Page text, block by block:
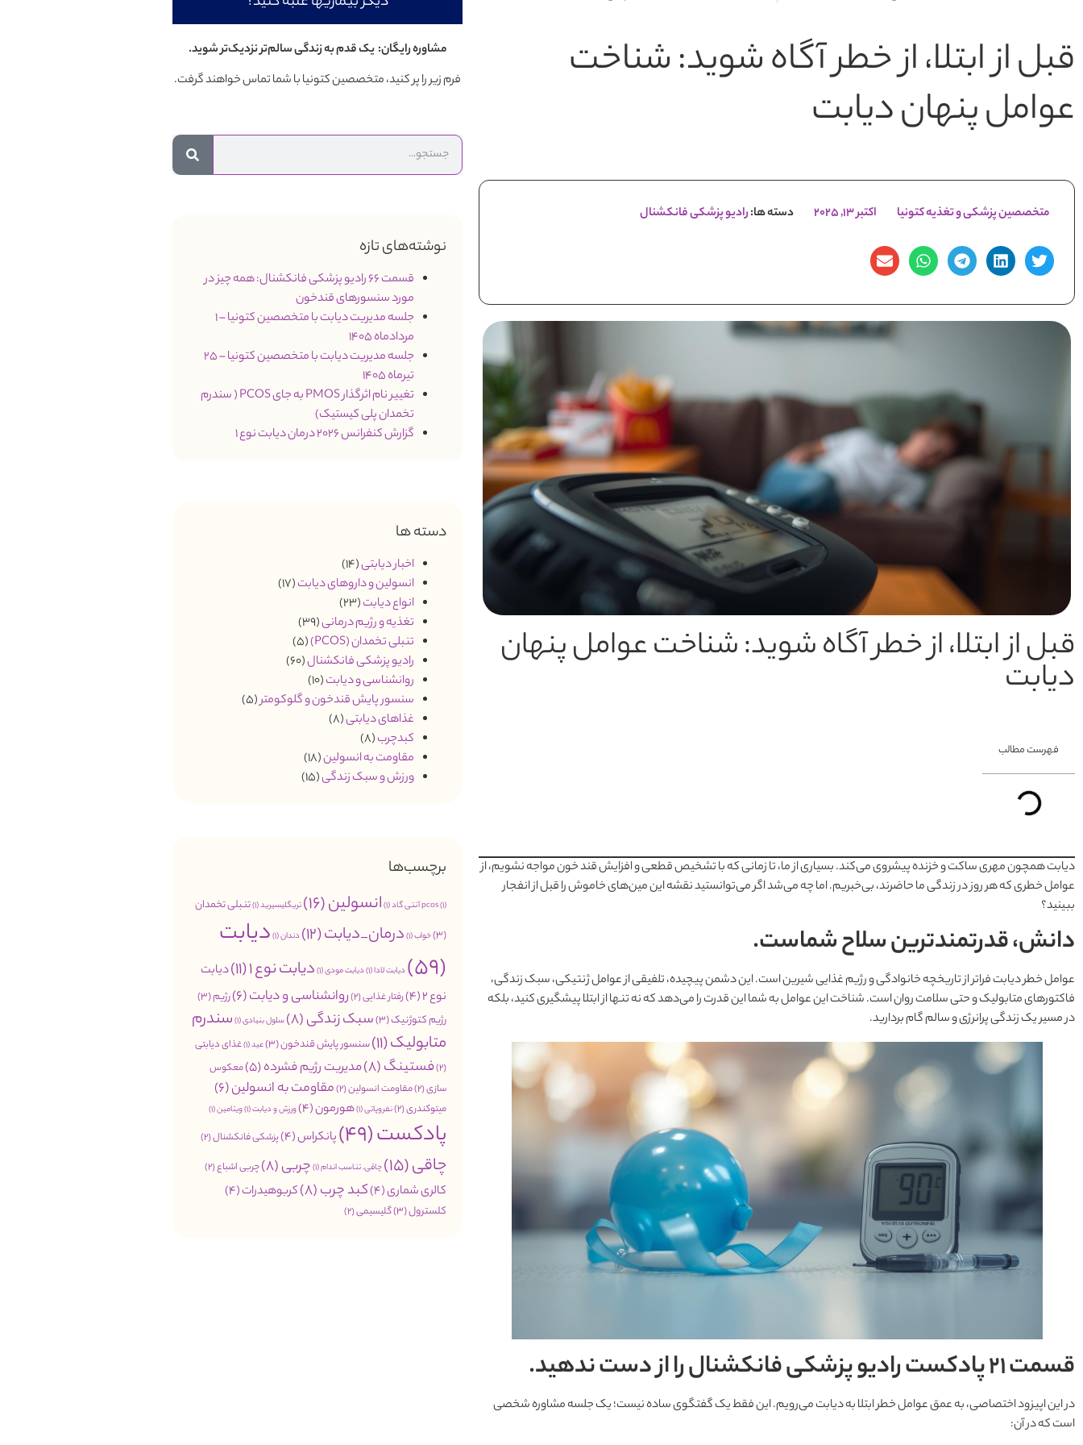
قبل از ابتلا، از خطر آگاه شوید: شناخت
عوامل پنهان دیابت
متخصصین پزشکی و تغذیه کتونیا اکتبر 13, 2025 دسته ها:رادیو پزشکی فانکشنال
قبل از ابتلا، از خطر آگاه شوید: شناخت عوامل پنهان
دیابت
فهرست مطالب
دیابت همچون مهری ساکت و خزنده پیشروی می‌کند. بسیاری از ما، تا زمانی که با تشخیص قطعی و افزایش قند خون مواجه نشویم، از
عوامل خطری که هر روز در زندگی ما حاضرند، بی‌خبریم. اما چه می‌شد اگر می‌توانستید نقشه این مین‌های خاموش را قبل از انفجار
ببینید؟
دانش، قدرتمندترین سلاح شماست.
عوامل خطر دیابت فراتر از تاریخچه خانوادگی و رژیم غذایی شیرین است. این دشمن پیچیده، تلفیقی از عوامل ژنتیکی، سبک زندگی،
فاکتورهای متابولیک و حتی سلامت روان است. شناخت این عوامل به شما این قدرت را می‌دهد که نه تنها از ابتلا پیشگیری کنید، بلکه
در مسیر یک زندگی پرانرژی و سالم گام بردارید.
قسمت 21 پادکست رادیو پزشکی فانکشنال را از دست ندهید.
در این اپیزود اختصاصی، به عمق عوامل خطر ابتلا به دیابت می‌رویم. این فقط یک گفتگوی ساده نیست؛ یک جلسه مشاوره شخصی
است که در آن:
مشاوره رایگان: یک قدم به زندگی سالم‌تر نزدیک‌تر شوید.
فرم زیر را پر کنید، متخصصین کتونیا با شما تماس خواهند گرفت.
نوشته‌های تازه
قسمت 66 رادیو پزشکی فانکشنال: همه چیز در
مورد سنسورهای قندخون
جلسه مدیریت دیابت با متخصصین کتونیا – 1
مردادماه 1405
جلسه مدیریت دیابت با متخصصین کتونیا – 25
تیرماه 1405
تغییر نام اثرگذار PMOS به جای PCOS ( سندرم
تخمدان پلی کیستیک)
گزارش کنفرانس 2026 درمان دیابت نوع 1
دسته ها
اخبار دیابتی(14)
انسولین و داروهای دیابت(17)
انواع دیابت(23)
تغذیه و رژیم درمانی(39)
تنبلی تخمدان (PCOS)
(5)
رادیو پزشکی فانکشنال(60)
روانشناسی و دیابت(10)
سنسور پایش قندخون و گلوکومتر(5)
غذاهای دیابتی(8)
کبدچرب(8)
مقاومت به انسولین(18)
ورزش و سبک زندگی(15)
برچسب‌ها
pcos(1) آنتی گاد(1) انسولین(16) تریگلیسیرید(1) تنبلی تخمدان
(3)
خواب(1) درمان_دیابت(12) دندان(1) دیابت
(59)
دیابت لادا(1) دیابت مودی(1) دیابت نوع 1 (11)
دیابت
نوع 2 (4) رفتار غذایی(2) روانشناسی و دیابت(6) رژیم(3)
رژیم کتوژنیک(3) سبک زندگی(8) سلول بنیادی(1) سندرم
متابولیک(11) سنسور پایش قندخون(3) عید(1) غذای دیابتی
(2)
فستینگ(8) مدیریت رژیم فشرده(5)
معکوس
سازی(2) مقاومت انسولین(2) مقاومت به انسولین(6)
میتوکندری(2) نفروپاتی(1) هورمون(4) ورزش و دیابت(1) ویتامین(1)
پادکست(49) پانکراس(4) پزشکی فانکشنال(2)
چاقی(15) چاقی. تناسب اندام(1) چربی(8) چربی اشباع(2)
کالری شماری(4) کبد چرب(8) کربوهیدرات(4)
کلسترول(3) گلیسیمی(2)